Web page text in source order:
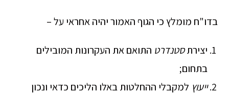
בדו"ח מומלץ כי הגוף האמור יהיה אחראי על –
יצירתסטנדרט התואם את העקרונות המובילים
בתחום;
ייעוץ למקבלי ההחלטות באלו הליכים כדאי ונכון